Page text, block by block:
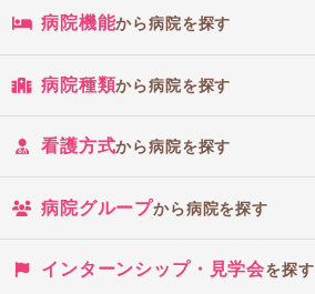
病院機能から病院を探す
病院種類から病院を探す
看護方式から病院を探す
病院グループから病院を探す
インターンシップ・見学会を探す